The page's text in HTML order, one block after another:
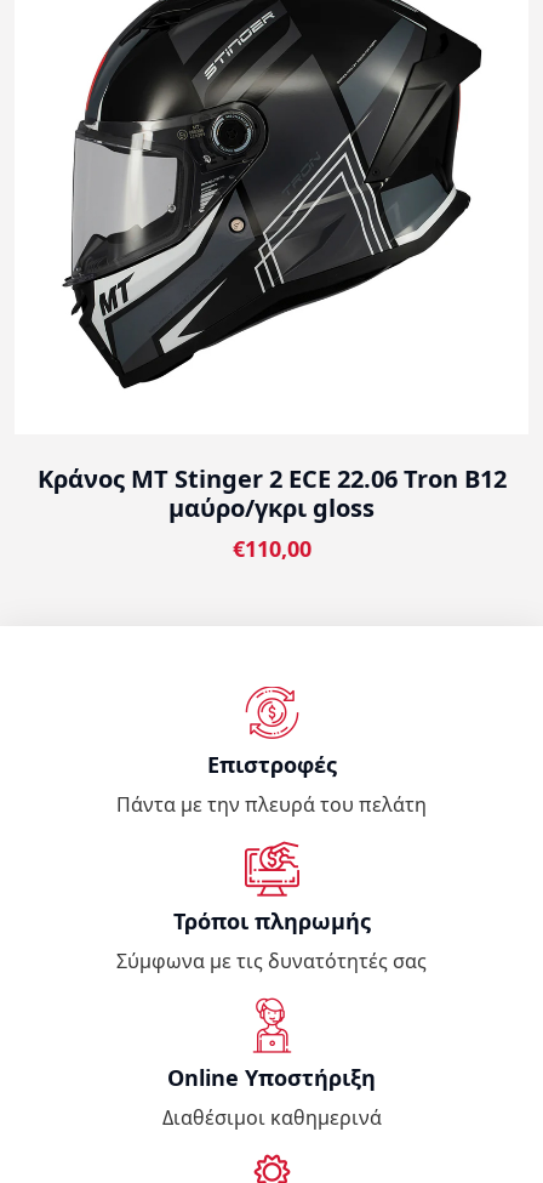
Κράνος MT Stinger 2 ECE 22.06 Tron B12
μαύρο/γκρι gloss
€110,00
Επιστροφές
Πάντα με την πλευρά του πελάτη
Τρόποι πληρωμής
Σύμφωνα με τις δυνατότητές σας
Online Υποστήριξη
Διαθέσιμοι καθημερινά